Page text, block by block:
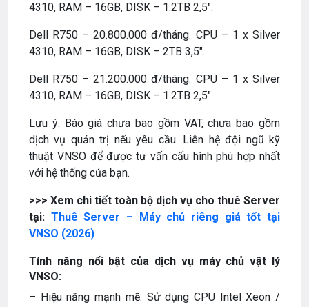
4310, RAM – 16GB, DISK – 1.2TB 2,5″.
Dell R750 –20.800.000 đ/tháng. CPU – 1 x Silver
4310, RAM – 16GB, DISK – 2TB 3,5″.
Dell R750 – 21.200.000 đ/tháng. CPU – 1 x Silver
4310, RAM – 16GB, DISK – 1.2TB 2,5″.
Lưu ý: Báo giá chưa bao gồm VAT, chưa bao gồm
dịch vụ quản trị nếu yêu cầu. Liên hệ đội ngũ kỹ
thuật VNSO để được tư vấn cấu hình phù hợp nhất
với hệ thống của bạn.
>>> Xem chi tiết toàn bộ dịch vụ cho thuê Server
tại: Thuê Server – Máy chủ riêng giá tốt tại
VNSO (2026)
Tính năng nổi bật của dịch vụ máy chủ vật lý
VNSO:
– Hiệu năng mạnh mẽ: Sử dụng CPU Intel Xeon /